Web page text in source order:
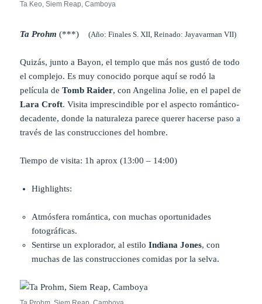
Ta Keo, Siem Reap, Camboya
Ta Prohm(***)(Año: Finales S. XII, Reinado: Jayavarman VII)
Quizás, junto a Bayon, el templo que más nos gustó de todo
el complejo. Es muy conocido porque aquí se rodó la
película deTomb Raider, con Angelina Jolie, en el papel de
Lara Croft. Visita imprescindible por el aspecto romántico-
decadente, donde la naturaleza parece querer hacerse paso a
través de las construcciones del hombre.
Tiempo de visita: 1h aprox (13:00 – 14:00)
Highlights:
Atmósfera romántica, con muchas oportunidades
fotográficas.
Sentirse un explorador, al estiloIndiana Jones, con
muchas de las construcciones comidas por la selva.